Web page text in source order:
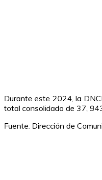
Durante este 2024, la
total consolidado de 37,
Fuente: Dirección de